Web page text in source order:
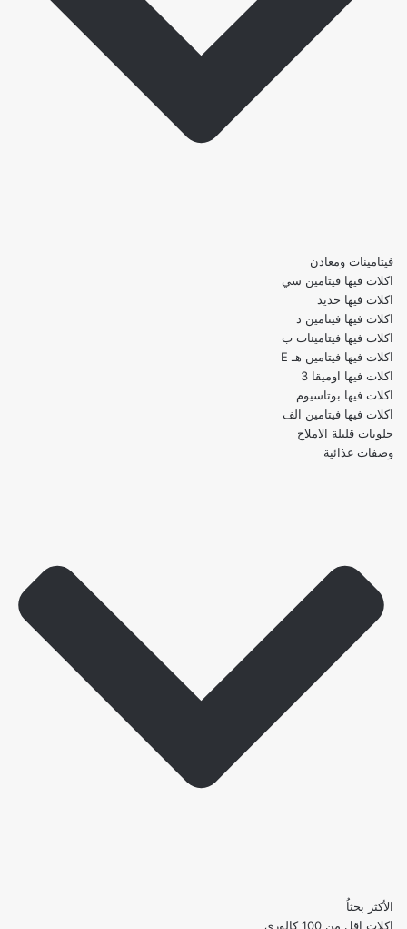
فيتامينات ومعادن
اكلات فيها فيتامين سي
اكلات فيها حديد
اكلات فيها فيتامين د
اكلات فيها فيتامينات ب
اكلات فيها فيتامين هـ E
اكلات فيها اوميقا 3
اكلات فيها بوتاسيوم
اكلات فيها فيتامين الف
حلويات قليلة الاملاح
وصفات غذائية
الأكثر بحثاُ
اكلات اقل من 100 كالوري